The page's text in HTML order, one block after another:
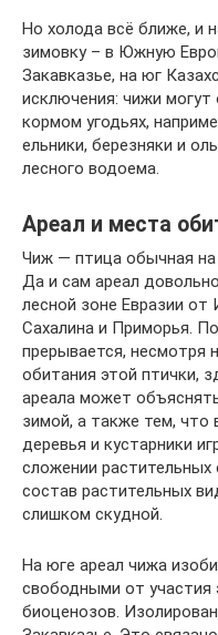
Но холода всё ближе, и
зимовку – в Южную
Закавказье, на юг
исключения: чижи
кормом угодьях,
ельники, березняки и
лесного водоема.
Ареал и места
Чиж — птица обычная на
Да и сам ареал
лесной зоне Евразии
Сахалина и Приморья.
прерывается, несмотря
обитания этой птички,
ареала может
зимой, а также тем, что
деревья и кустарники
сложении
состав растительных
слишком скудной.
На юге ареал чижа
свободными от участия
биоценозов.